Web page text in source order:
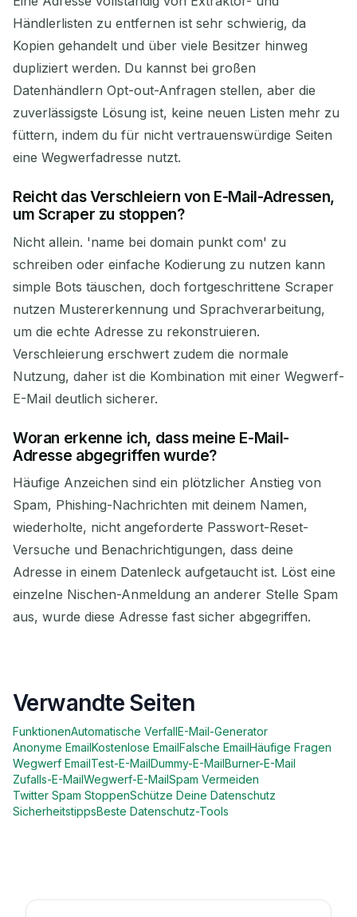
Händlerlisten zu entfernen ist sehr schwierig, da
Kopien gehandelt und über viele Besitzer hinweg
dupliziert werden. Du kannst bei großen
Datenhändlern Opt-out-Anfragen stellen, aber die
zuverlässigste Lösung ist, keine neuen Listen mehr zu
füttern, indem du für nicht vertrauenswürdige Seiten
eine Wegwerfadresse nutzt.
Reicht das Verschleiern von E-Mail-Adressen,
um Scraper zu stoppen?
Nicht allein. 'name bei domain punkt com' zu
schreiben oder einfache Kodierung zu nutzen kann
simple Bots täuschen, doch fortgeschrittene Scraper
nutzen Mustererkennung und Sprachverarbeitung,
um die echte Adresse zu rekonstruieren.
Verschleierung erschwert zudem die normale
Nutzung, daher ist die Kombination mit einer Wegwerf-
E-Mail deutlich sicherer.
Woran erkenne ich, dass meine E-Mail-
Adresse abgegriffen wurde?
Häufige Anzeichen sind ein plötzlicher Anstieg von
Spam, Phishing-Nachrichten mit deinem Namen,
wiederholte, nicht angeforderte Passwort-Reset-
Versuche und Benachrichtigungen, dass deine
Adresse in einem Datenleck aufgetaucht ist. Löst eine
einzelne Nischen-Anmeldung an anderer Stelle Spam
aus, wurde diese Adresse fast sicher abgegriffen.
Verwandte Seiten
FunktionenAutomatische VerfallE-Mail-Generator
Anonyme EmailKostenlose EmailFalsche EmailHäufige Fragen
Wegwerf EmailTest-E-MailDummy-E-MailBurner-E-Mail
Zufalls-E-MailWegwerf-E-MailSpam Vermeiden
Twitter Spam StoppenSchütze Deine Datenschutz
SicherheitstippsBeste Datenschutz-Tools